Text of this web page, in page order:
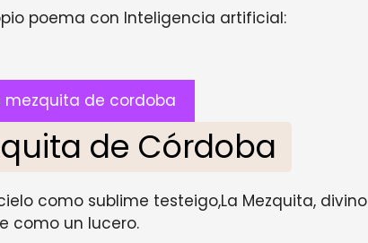
poema con Inteligencia artificial:
mezquita de cordoba
de Córdoba
como sublime testeigo,La Mezquita, divino
como un lucero.